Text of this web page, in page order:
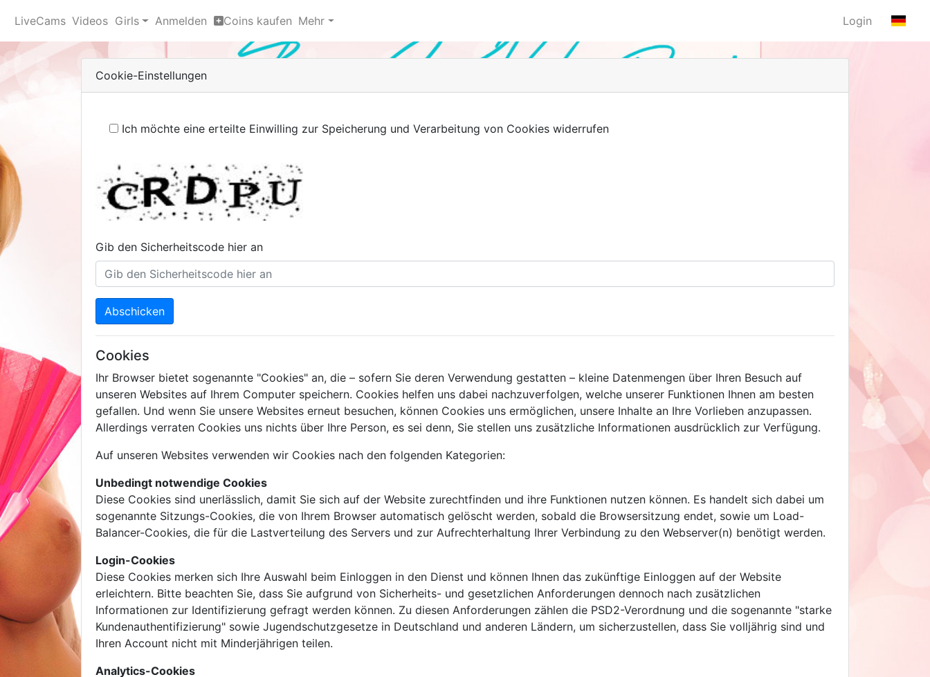
LiveCams Videos Girls Anmelden Coins kaufen Mehr Login
Cookie-Einstellungen
Ich möchte eine erteilte Einwilling zur Speicherung und Verarbeitung von Cookies widerrufen
Gib den Sicherheitscode hier an
Abschicken
Cookies
Ihr Browser bietet sogenannte "Cookies" an, die – sofern Sie deren Verwendung gestatten – kleine Datenmengen über Ihren Besuch auf
unseren Websites auf Ihrem Computer speichern. Cookies helfen uns dabei nachzuverfolgen, welche unserer Funktionen Ihnen am besten
gefallen. Und wenn Sie unsere Websites erneut besuchen, können Cookies uns ermöglichen, unsere Inhalte an Ihre Vorlieben anzupassen.
Allerdings verraten Cookies uns nichts über Ihre Person, es sei denn, Sie stellen uns zusätzliche Informationen ausdrücklich zur Verfügung.
Auf unseren Websites verwenden wir Cookies nach den folgenden Kategorien:
Unbedingt notwendige Cookies
Diese Cookies sind unerlässlich, damit Sie sich auf der Website zurechtfinden und ihre Funktionen nutzen können. Es handelt sich dabei um
sogenannte Sitzungs-Cookies, die von Ihrem Browser automatisch gelöscht werden, sobald die Browsersitzung endet, sowie um Load-
Balancer-Cookies, die für die Lastverteilung des Servers und zur Aufrechterhaltung Ihrer Verbindung zu den Webserver(n) benötigt werden.
Login-Cookies
Diese Cookies merken sich Ihre Auswahl beim Einloggen in den Dienst und können Ihnen das zukünftige Einloggen auf der Website
erleichtern. Bitte beachten Sie, dass Sie aufgrund von Sicherheits- und gesetzlichen Anforderungen dennoch nach zusätzlichen
Informationen zur Identifizierung gefragt werden können. Zu diesen Anforderungen zählen die PSD2-Verordnung und die sogenannte "starke
Kundenauthentifizierung" sowie Jugendschutzgesetze in Deutschland und anderen Ländern, um sicherzustellen, dass Sie volljährig sind und
Ihren Account nicht mit Minderjährigen teilen.
Analytics-Cookies